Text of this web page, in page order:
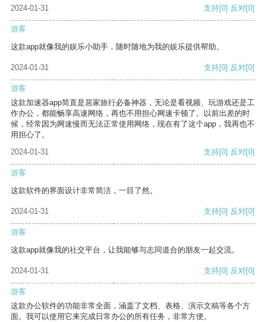
2024-01-31 支持[0] 反对[0]
游客
这款app就像我的娱乐小助手，随时随地为我的娱乐提供帮助。
2024-01-31 支持[0] 反对[0]
游客
这款加速器app简直是居家旅行必备神器，无论是看视频、玩游戏还是工
作办公，都能畅享高速网络，再也不用担心网速卡顿了。以前出差的时
候，经常因为网速慢而无法正常使用网络，现在有了这个app，我再也不
用担心了。
2024-01-31
支持[0] 反对[0]
游客
这款软件的界面设计非常简洁，一目了然。
2024-01-31 支持[0] 反对[0]
游客
这款app就像我的社交平台，让我能够与志同道合的朋友一起交流。
2024-01-31 支持[0] 反对[0]
游客
这款办公软件的功能非常全面，涵盖了文档、表格、演示文稿等各个方
面。我可以使用它来完成日常办公的所有任务，非常方便。